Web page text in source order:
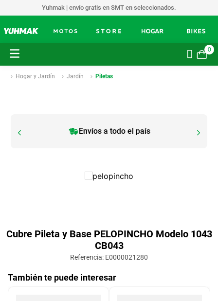
Yuhmak | envío gratis en SMT en seleccionados.
0
Hogar y Jardín Jardín Piletas
Envíos a todo el país
Cubre Pileta y Base PELOPINCHO Modelo 1043
CB043
Referencia: E0000021280
También te puede interesar